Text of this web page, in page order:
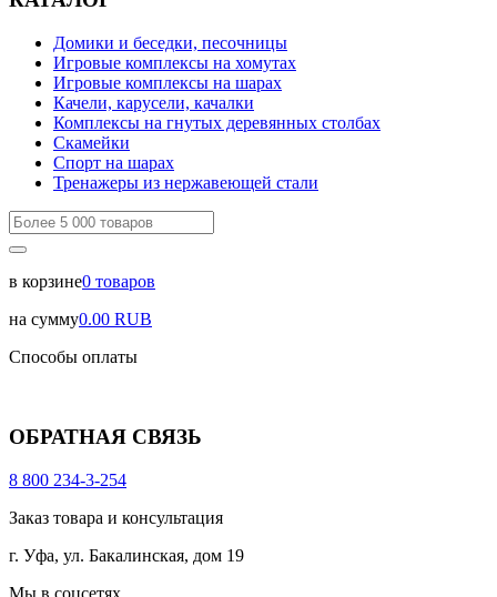
Домики и беседки, песочницы
Игровые комплексы на хомутах
Игровые комплексы на шарах
Качели, карусели, качалки
Комплексы на гнутых деревянных столбах
Скамейки
Спорт на шарах
Тренажеры из нержавеющей стали
в корзине0 товаров
на сумму0.00 RUB
Способы оплаты
ОБРАТНАЯ СВЯЗЬ
8 800 234-3-254
Заказ товара и консультация
г. Уфа, ул. Бакалинская, дом 19
Мы в соцсетях